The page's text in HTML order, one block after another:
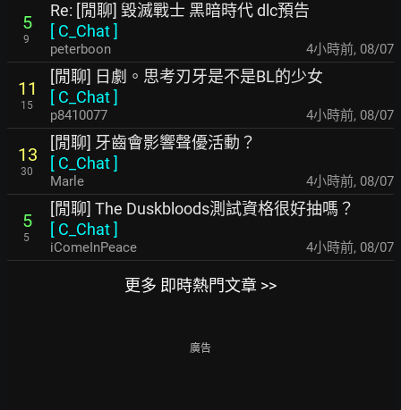
5
9
Re: [閒聊] 毀滅戰士 黑暗時代 dlc預告
[ C_Chat]
peterboon 4小時前, 08/07
11
15
[閒聊] 日劇。思考刃牙是不是BL的少女
[ C_Chat]
p8410077 4小時前, 08/07
13
30
[閒聊] 牙齒會影響聲優活動？
[ C_Chat]
Marle 4小時前, 08/07
5
5
[閒聊] The Duskbloods測試資格很好抽嗎？
[ C_Chat]
iComeInPeace 4小時前, 08/07
更多 即時熱門文章 >>
廣告